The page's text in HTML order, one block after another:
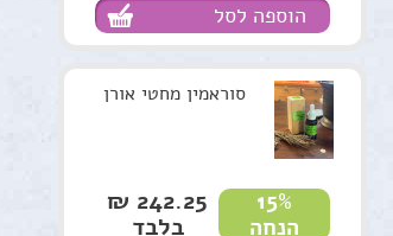
הוספה לסל
סוראמין מחטי אורן
15%
הנחה
242.25 ₪
בלבד